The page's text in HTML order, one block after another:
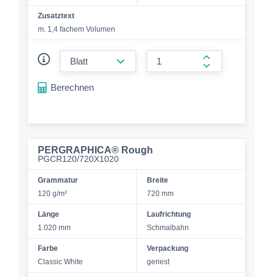
Zusatztext
m. 1,4 fachem Volumen
form.increase-
Berechnen
PERGRAPHICA® Rough
PGCR120/720X1020
Grammatur
120 g/m²
Breite
720 mm
Länge
1.020 mm
Laufrichtung
Schmalbahn
Farbe
Classic White
Verpackung
geriest